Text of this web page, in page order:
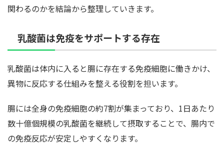
関わるのかを結論から整理していきます。
乳酸菌は免疫をサポートする存在
乳酸菌は体内に入ると腸に存在する免疫細胞に働きかけ、
異物に反応する仕組みを整える役割を担います。
腸には全身の免疫細胞の約7割が集まっており、1日あたり
数十億個規模の乳酸菌を継続して摂取することで、腸内で
の免疫反応が安定しやすくなります。